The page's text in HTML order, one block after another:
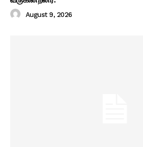
August 9, 2026